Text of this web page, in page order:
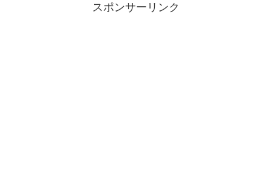
スポンサーリンク